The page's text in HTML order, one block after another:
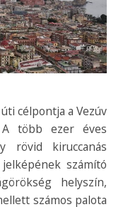
célpontja a Vezúv
több ezer éves
rövid kiruccanás
számító
helyszín,
számos palota